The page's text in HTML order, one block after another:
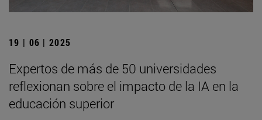
19 | 06 | 2025
Expertos de más de 50 universidades
reflexionan sobre el impacto de la IA en la
educación superior